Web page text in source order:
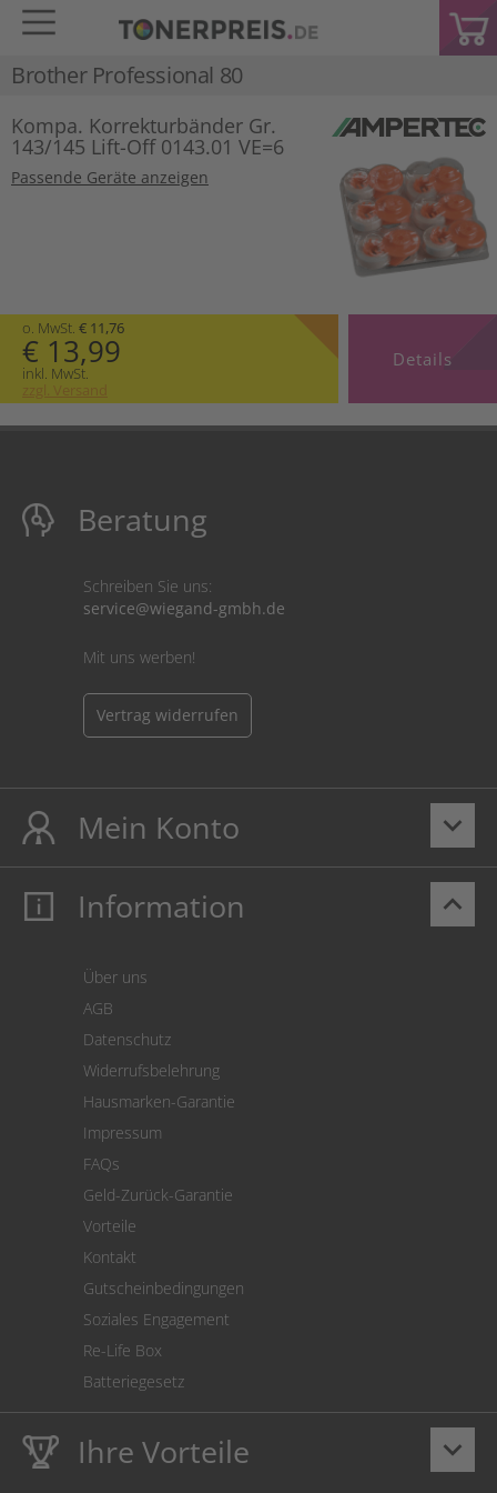
Brother Professional 80
Kompa. Korrekturbänder Gr.
143/145 Lift-Off 0143.01 VE=6
Passende Geräte anzeigen
o. MwSt. € 11,76
€ 13,99
inkl. MwSt.
zzgl. Versand
Details
Beratung
Schreiben Sie uns:
service@wiegand-gmbh.de
Mit uns werben!
Vertrag widerrufen
keyboard_arrow_down
Mein Konto
Mein Konto
Cookie Einstellungen
keyboard_arrow_up
Information
Über uns
AGB
Datenschutz
Widerrufsbelehrung
Hausmarken-Garantie
Impressum
FAQs
Geld-Zurück-Garantie
Vorteile
Kontakt
Gutscheinbedingungen
Soziales Engagement
Re-Life Box
Batteriegesetz
keyboard_arrow_down
Ihre Vorteile